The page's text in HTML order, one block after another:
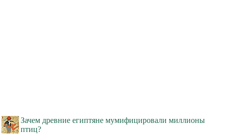
Зачем древние египтяне мумифицировали миллионы
птиц?